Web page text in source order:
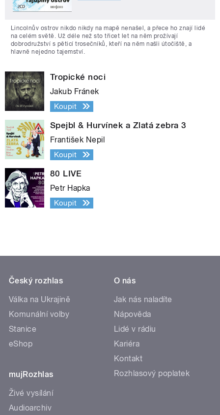
Lincolnův ostrov nikdo nikdy na mapě nenašel, a přece ho znají lidé
na celém světě. Už déle než sto třicet let na něm prožívají
dobrodružství s pěticí trosečníků, kteří na něm našli útočiště, a
hlavně nejedno tajemství.
Tropické noci
Jakub Fránek
Koupit
Spejbl & Hurvínek a Zlatá zebra 3
František Nepil
Koupit
80 LIVE
Petr Hapka
Koupit
Český rozhlas
Válka na Ukrajině
Komunální volby
Stanice
eShop
mujRozhlas
Živé vysílání
Audioarchiv
O nás
Jak nás naladíte
Nápověda
Lidé v rádiu
Kariéra
Kontakt
Rozhlasový poplatek